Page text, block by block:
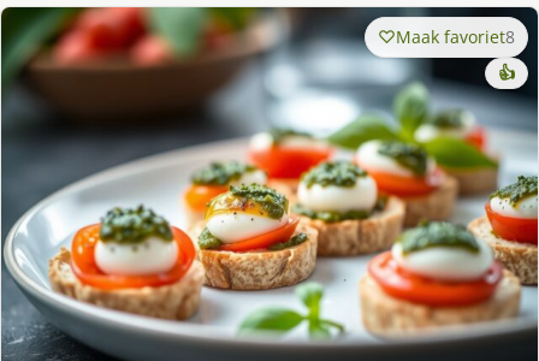
Maak favoriet8
👍